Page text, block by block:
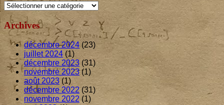
Catégories
Archives
décembre 2024(23)
juillet 2024 (1)
décembre 2023 (31)
novembre 2023(1)
août 2023(1)
décembre 2022(31)
novembre 2022 (1)